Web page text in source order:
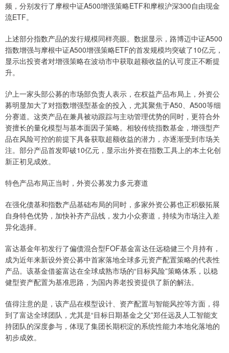
频，分别发行了摩根中证A500增强策略ETF和摩根沪深300自由现金
流ETF。
上述部分指数产品的发行规模同样亮眼。数据显示，路博迈中证A500
指数增强与摩根中证A500增强策略ETF的首发规模均突破了10亿元，
显示出投资者对增强策略在波动市中获取超额收益的认可度正不断提
升。
沪上一家头部公募的市场部负责人表示，在权益产品布局上，外资公
募明显加大了对指数增强型基金的投入，尤其聚焦于A50、A500等细
分赛道。这类产品在兼具被动跟踪与主动管理优势的同时，更符合外
资擅长的量化模型与基本面因子策略。相较传统指数基金，增强型产
品在风险可控的前提下具备获取超额收益的潜力，亦逐渐受到市场关
注。部分产品首发即破10亿元，显示出外资在指数工具上的本土化创
新正初见成效。
特色产品布局正当时，外资公募发力多元赛道
在强化债基和指数产品基础布局的同时，多家外资公募也正积极拓展
自身特色优势，加快补齐产品线，发力小众赛道，持续为市场注入差
异化选择。
富达基金年初发行了偏债混合型FOF基金富达任远稳健三个月持有，
成为近年来新设外资公募中首家落地全球多元资产配置策略的代表性
产品。该基金借鉴富达在全球成熟市场的“目标风险”策略体系，以稳
健型资产配置为基准思路，为国内养老投资提供了新的解法。
值得注意的是，该产品在模型设计、资产配置与智能风控等方面，得
到了富达全球团队，尤其是“目标日期基金之父”郑任远及人工智能支
持团队的深度参与，体现了集团长期积淀的系统性能力本地化落地的
初步成效。